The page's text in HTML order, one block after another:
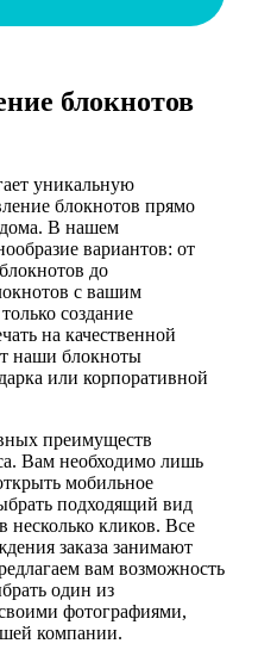
блокнотов
уникальную
блокнотов прямо
дома. В нашем
вариантов: от
до
с вашим
создание
на качественной
наши блокноты
или корпоративной
преимуществ
Вам необходимо лишь
мобильное
подходящий вид
несколько кликов. Все
заказа занимают
вам возможность
один из
фотографиями,
компании.